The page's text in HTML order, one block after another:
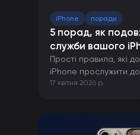
iPhone поради
5 порад, як
служби вашого
Прості правила, які
iPhone прослужити
правильної зарядки до
17 квітня 2026 р.